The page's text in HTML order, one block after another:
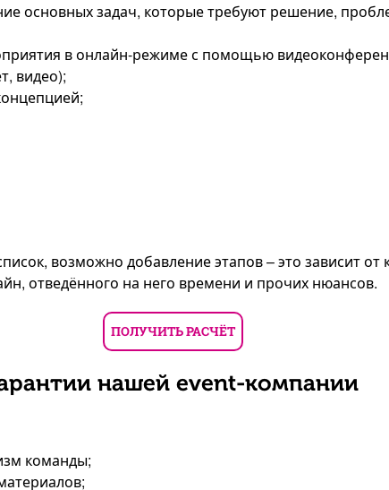
основных задач, которые требуют решение,
в онлайн-режиме с помощью
видео);
возможно добавление этапов – это зависит от
отведённого на него времени и прочих нюансов.
ПОЛУЧИТЬ РАСЧЁТ
нашей event-компании
команды;